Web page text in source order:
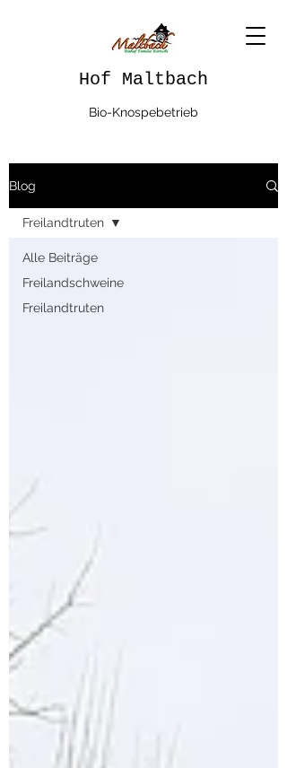
Hof Maltbach
Bio-Knospebetrieb
Blog
Alle Beiträge
Freilandschweine
Freilandtruten
Freilandtruten